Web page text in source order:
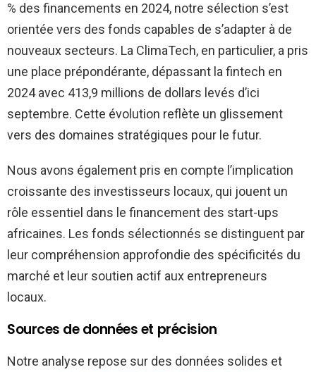
% des financements en 2024, notre sélection s’est
orientée vers des fonds capables de s’adapter à de
nouveaux secteurs. La ClimaTech, en particulier, a pris
une place prépondérante, dépassant la fintech en
2024 avec 413,9 millions de dollars levés d’ici
septembre. Cette évolution reflète un glissement
vers des domaines stratégiques pour le futur.
Nous avons également pris en compte l’implication
croissante des investisseurs locaux, qui jouent un
rôle essentiel dans le financement des start-ups
africaines. Les fonds sélectionnés se distinguent par
leur compréhension approfondie des spécificités du
marché et leur soutien actif aux entrepreneurs
locaux.
Sources de données et précision
Notre analyse repose sur des données solides et